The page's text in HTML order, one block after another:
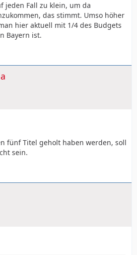
jeden Fall zu klein, um da
das stimmt. Umso höher
hier aktuell mit 1/4 des Budgets
Bayern ist.
fünf Titel geholt haben werden, soll
sein.